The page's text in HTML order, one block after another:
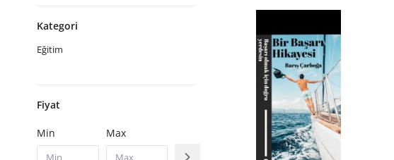
Kategori
Eğitim
Fiyat
Min Max